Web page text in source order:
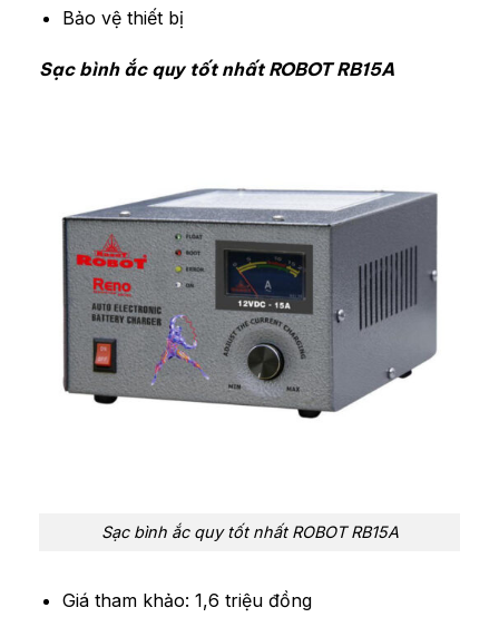
Bảo vệ thiết bị
Sạc bình ắc quy tốt nhất ROBOT RB15A
Sạc bình ắc quy tốt nhất ROBOT RB15A
Giá tham khảo: 1,6 triệu đồng